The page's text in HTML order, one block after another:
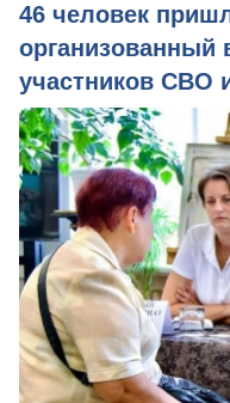
46 человек
организованный
участников СВО